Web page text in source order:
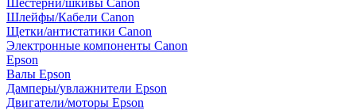
Шестерни/шкивы Canon
Шлейфы/Кабели Canon
Щетки/антистатики Canon
Электронные компоненты Canon
Epson
Валы Epson
Дамперы/увлажнители Epson
Двигатели/моторы Epson